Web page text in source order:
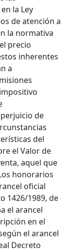
la Ley
de atención a
la normativa
precio
inherentes
a
perjuicio de
del
el Valor de
aquel que
honorarios
oficial
1426/1989, de
el arancel
en el
el arancel
Decreto